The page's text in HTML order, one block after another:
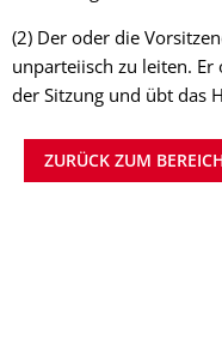
(2) Der oder die
unparteiisch zu leiten.
der Sitzung und übt das
ZURÜCK ZUM